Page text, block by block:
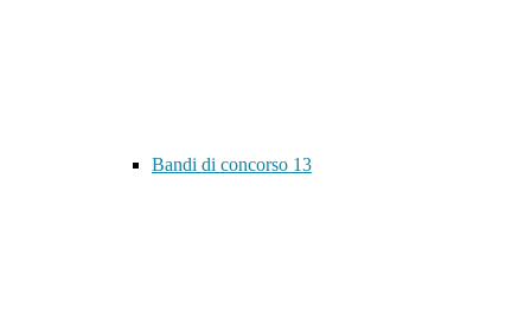
Bandi di concorso 13